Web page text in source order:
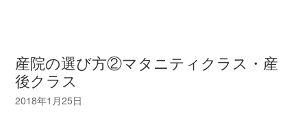
産院の選び方②マタニティクラス・産
後クラス